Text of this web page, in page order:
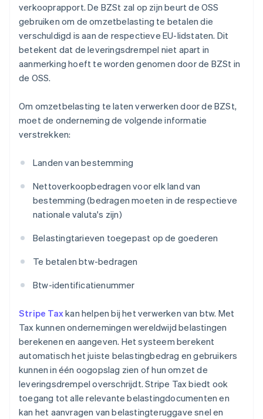
verkooprapport. De BZSt zal op zijn beurt de OSS
gebruiken om de omzetbelasting te betalen die
verschuldigd is aan de respectieve EU-lidstaten. Dit
betekent dat de leveringsdrempel niet apart in
aanmerking hoeft te worden genomen door de BZSt in
de OSS.
Om omzetbelasting te laten verwerken door de BZSt,
moet de onderneming de volgende informatie
verstrekken:
Landen van bestemming
Nettoverkoopbedragen voor elk land van
bestemming (bedragen moeten in de respectieve
nationale valuta's zijn)
Belastingtarieven toegepast op de goederen
Te betalen btw-bedragen
Btw-identificatienummer
Stripe Taxkan helpen bij het verwerken van btw. Met
Tax kunnen ondernemingen wereldwijd belastingen
berekenen en aangeven. Het systeem berekent
automatisch het juiste belastingbedrag en gebruikers
kunnen in één oogopslag zien of hun omzet de
leveringsdrempel overschrijdt. Stripe Tax biedt ook
toegang tot alle relevante belastingdocumenten en
kan het aanvragen van belastingteruggave snel en